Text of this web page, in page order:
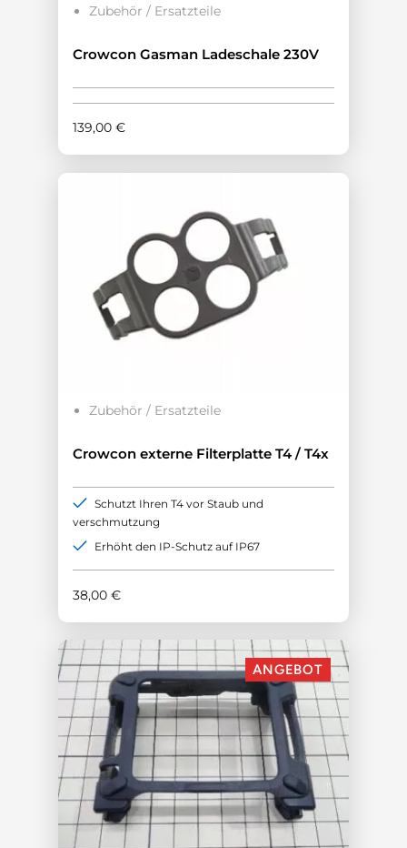
Zubehör / Ersatzteile
Crowcon Gasman Ladeschale 230V
139,00 €
Zubehör / Ersatzteile
Crowcon externe Filterplatte T4 / T4x
38,00 €
Schutzt Ihren T4 vor Staub und
verschmutzung
Erhöht den IP-Schutz auf IP67
ANGEBOT